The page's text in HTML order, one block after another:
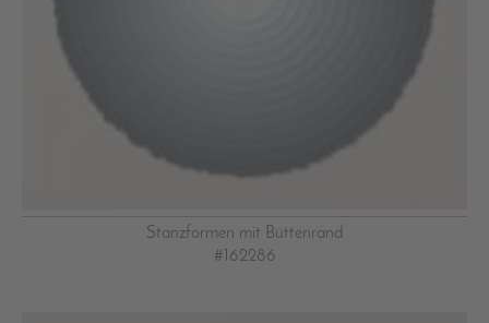
Stanzformen mit Büttenrand
#162286